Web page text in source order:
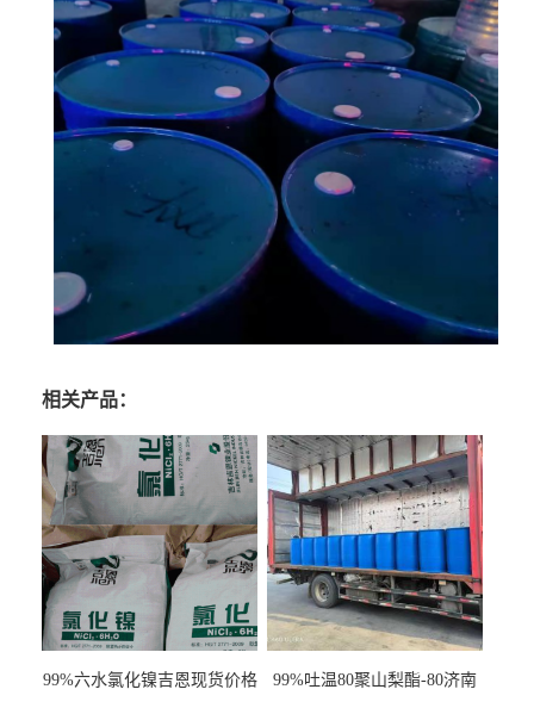
相关产品：
99%六水氯化镍吉恩现货价格
99%吐温80聚山梨酯-80济南